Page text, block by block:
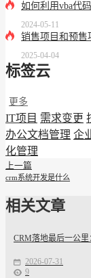
如何利用vba代
2024-05-11
销售项目和预售
2025-04-04
标签云
更多
IT项目 需求变更
办公文档管理 企
化管理
上一篇
crm系统开发是什么
相关文章
CRM落地最后一公
2026-07-31
9